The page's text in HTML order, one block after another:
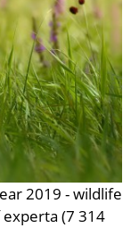
2019 - wildlife
(7 314